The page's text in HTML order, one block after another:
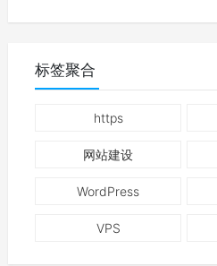
标签聚合
https
网站建设
WordPress
VPS